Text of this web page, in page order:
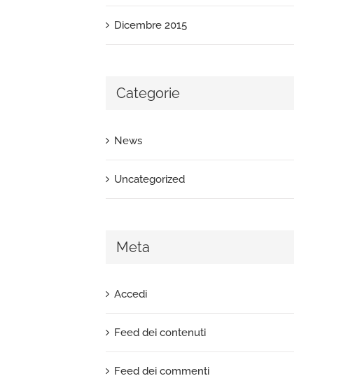
Dicembre 2015
Categorie
News
Uncategorized
Meta
Accedi
Feed dei contenuti
Feed dei commenti